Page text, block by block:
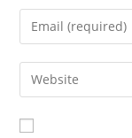
name
comment
Enter
your
email
address
comment
Enter
your
website